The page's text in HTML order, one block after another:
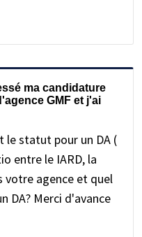
ma candidature
GMF et j'ai
le statut pour un DA (
entre le IARD, la
votre agence et quel
DA? Merci d'avance